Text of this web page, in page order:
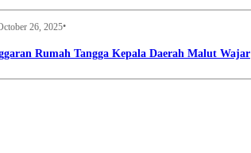
26, 2025•
Rumah Tangga Kepala Daerah Malut Wajar